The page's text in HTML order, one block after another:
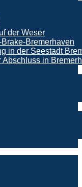
der Weser
Bremerhaven
in der Seestadt
in